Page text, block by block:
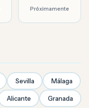
Próximamente
Sevilla Málaga
Alicante Granada